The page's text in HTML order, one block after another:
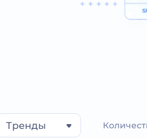
Тренды